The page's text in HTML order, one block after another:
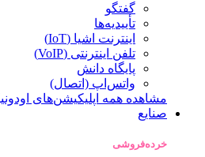
گفتگو
تأییدیه‌ها
اینترنت اشیا (IoT)
تلفن اینترنتی (VoIP)
پایگاه دانش
واتس‌اپ (اتصال)
مشاهده همه اپلیکیشن‌های
صنایع
خرده‌فروشی